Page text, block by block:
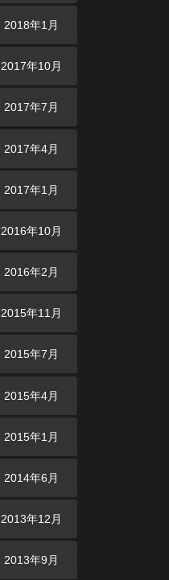
2018年1月
2017年10月
2017年7月
2017年4月
2017年1月
2016年10月
2016年2月
2015年11月
2015年7月
2015年4月
2015年1月
2014年6月
2013年12月
2013年9月